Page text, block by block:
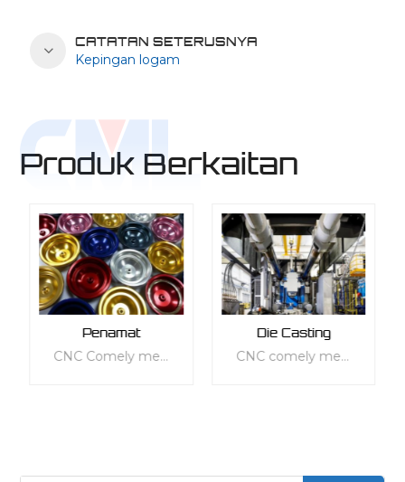
CATATAN SETERUSNYA
Kepingan logam
Produk Berkaitan
Penamat
CNC Comely menyediakan rangkaian perkhidmatan kemasan yang komprehensif untuk meningkatkan kualiti bahagian anda. Perkhidmatan kami disesuaikan untuk memenuhi keperluan khusus anda, sama ada penampilan, mekanikal, haba, elektrik atau keperluan fungsian lain. Kami menawarkan pelbagai jenis perkhidmatan kemasan standard dan boleh disesuaikan untuk semua jenis bahan, termasuk plastik dan logam. Perkhidmatan kami direka bentuk untuk melindungi tekstur permukaan bahagian anda dan meningkatkan kefungsian dan ergonomiknya, menjadikannya lebih sesuai untuk kegunaan harian. Pilih daripada pelbagai pilihan kemasan kami, termasuk bahagian cetakan 3D, tuangan mati, acuan suntikan, kepingan logam, tuangan vakum dan bahagian tersemperit aluminium, untuk memberikan produk anda sentuhan kemasan yang sempurna.
Die Casting
CNC comely menawarkan rangkaian lengkap perkhidmatan die-casting tekanan gred tinggi untuk pengeluaran bahagian logam volum rendah dan besar-besaran. Perkhidmatan kami menampung pelbagai aplikasi, termasuk penuangan bahagian, pembuatan alat acuan, pemesinan pasca pengeluaran dan perkhidmatan kemasan yang melengkapkan bahagian anda. Di Comely CNC, kami boleh menggunakan perkhidmatan die-casting kami untuk mengurangkan kos seunit bahagian. Kita boleh membuat acuan keluli melalui perkakasan pantas untuk menampung kekangan belanjawan apabila berurusan dengan pengeluaran volum rendah. Daripada pengecatan basah dan salutan serbuk kepada penggilap dan anodisasi, dan banyak lagi, penyelesaian kemasan premium kami akan menambah penampilan keseluruhan dan kosmetik bahagian anda.